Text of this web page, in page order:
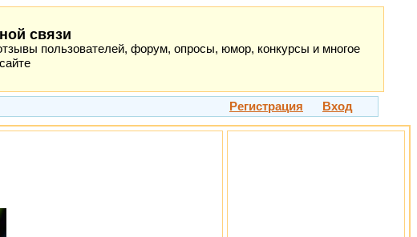
связи
пользователей, форум, опросы, юмор, конкурсы и многое
Регистрация Вход